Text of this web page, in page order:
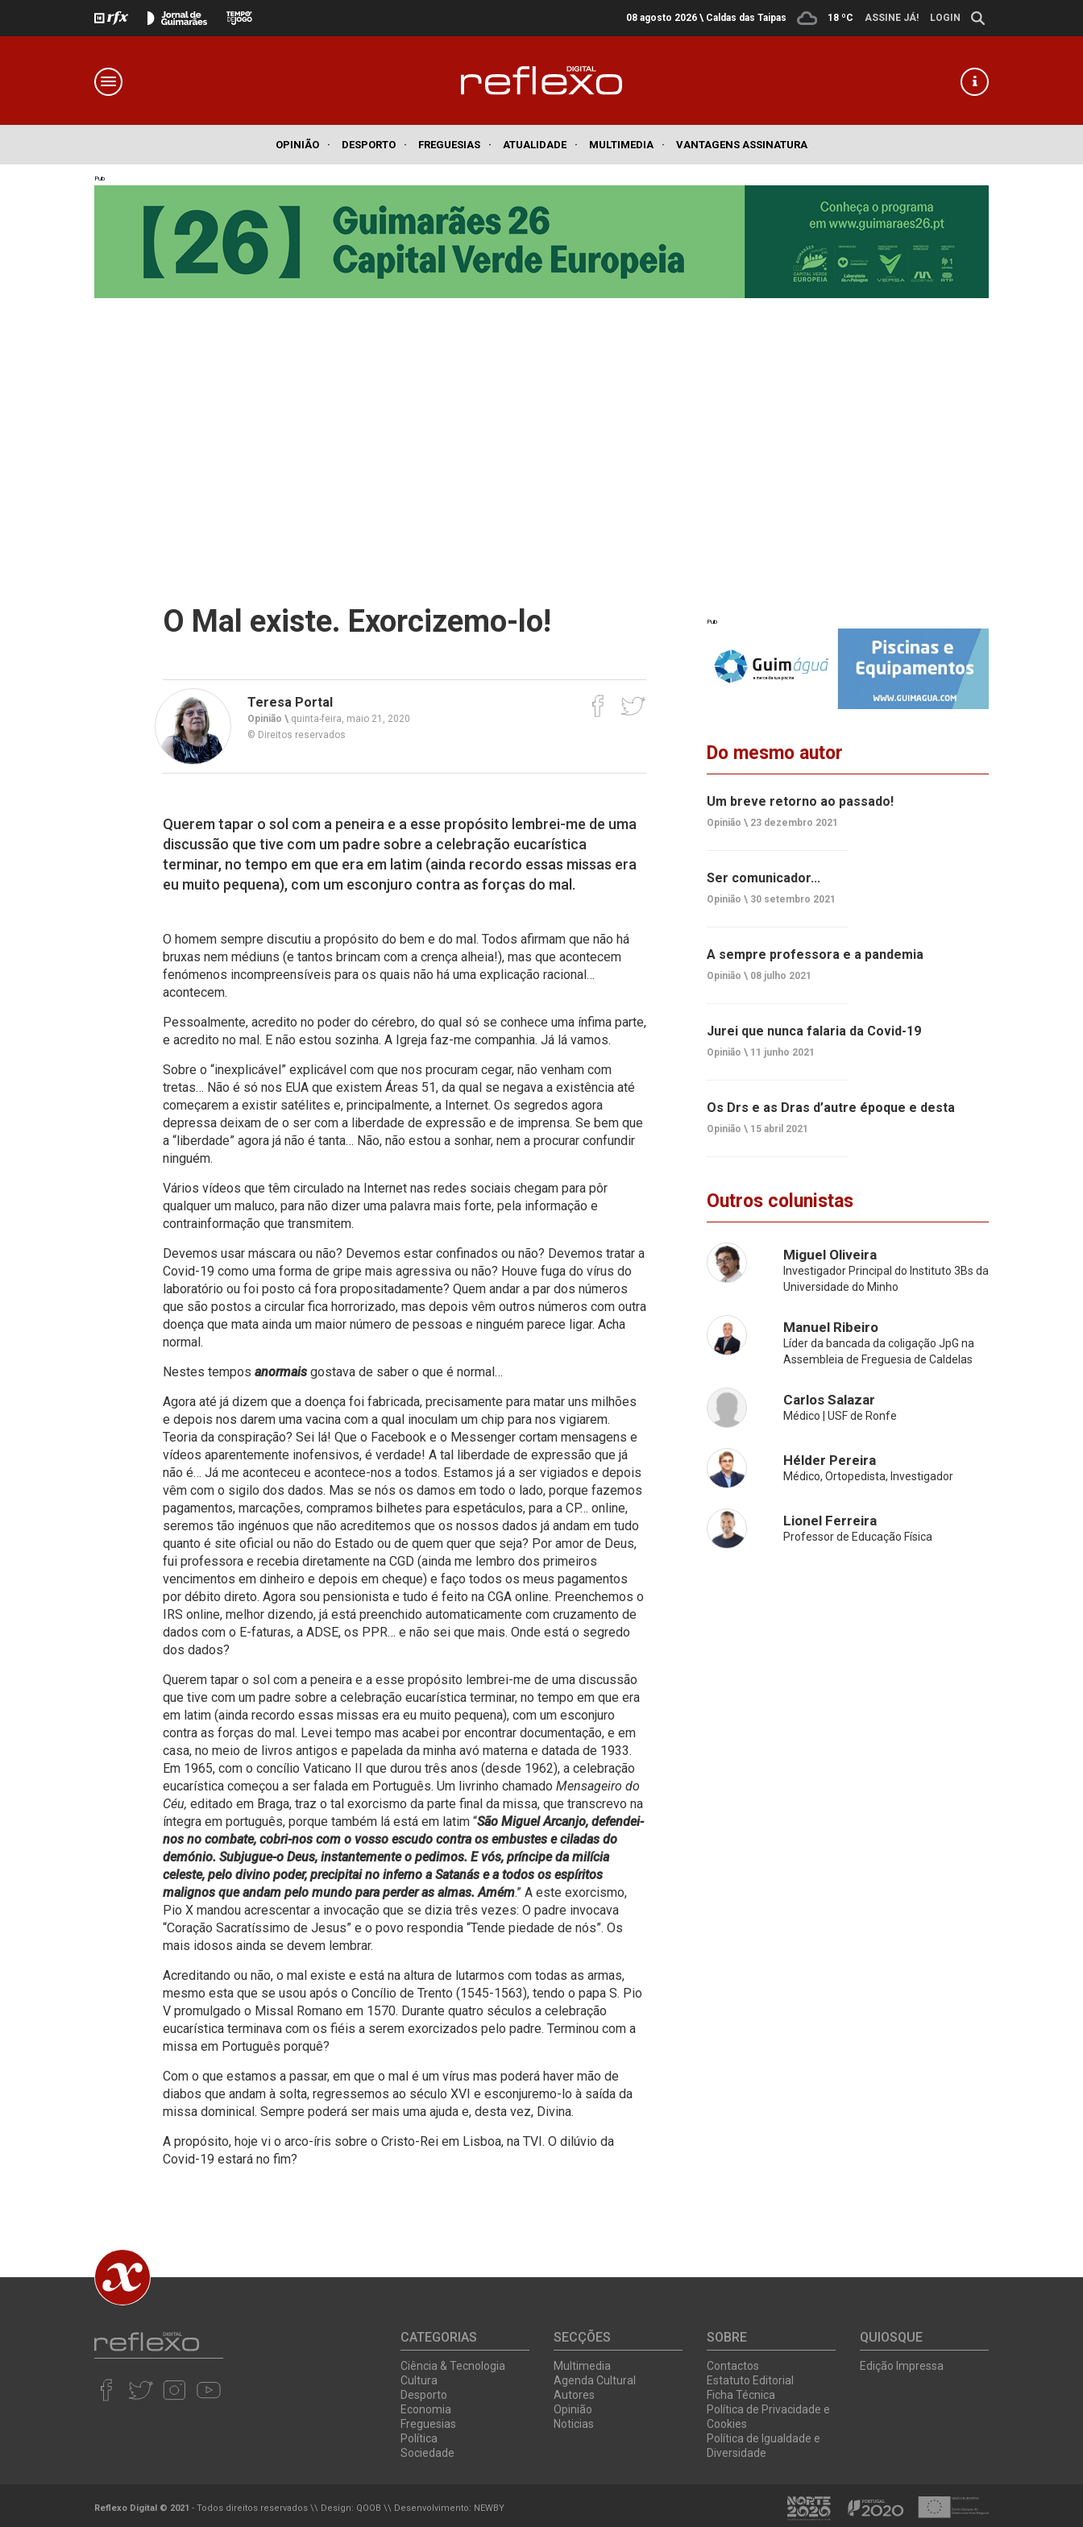
08 agosto 2026 \ Caldas das Taipas 18 ºC ASSINE JÁ! LOGIN
OPINIÃO · DESPORTO · FREGUESIAS · ATUALIDADE · MULTIMEDIA · VANTAGENS ASSINATURA
Pub
O Mal existe. Exorcizemo-lo!
Teresa Portal
Opinião \ quinta-feira, maio 21, 2020
© Direitos reservados
Querem tapar o sol com a peneira e a esse propósito lembrei-me de uma
discussão que tive com um padre sobre a celebração eucarística
terminar, no tempo em que era em latim (ainda recordo essas missas era
eu muito pequena), com um esconjuro contra as forças do mal.
O homem sempre discutiu a propósito do bem e do mal. Todos afirmam que não há
bruxas nem médiuns (e tantos brincam com a crença alheia!), mas que acontecem
fenómenos incompreensíveis para os quais não há uma explicação racional…
acontecem.
Pessoalmente, acredito no poder do cérebro, do qual só se conhece uma ínfima parte,
e acredito no mal. E não estou sozinha. A Igreja faz-me companhia. Já lá vamos.
Sobre o “inexplicável” explicável com que nos procuram cegar, não venham com
tretas… Não é só nos EUA que existem Áreas 51, da qual se negava a existência até
começarem a existir satélites e, principalmente, a Internet. Os segredos agora
depressa deixam de o ser com a liberdade de expressão e de imprensa. Se bem que
a “liberdade” agora já não é tanta… Não, não estou a sonhar, nem a procurar confundir
ninguém.
Vários vídeos que têm circulado na Internet nas redes sociais chegam para pôr
qualquer um maluco, para não dizer uma palavra mais forte, pela informação e
contrainformação que transmitem.
Devemos usar máscara ou não? Devemos estar confinados ou não? Devemos tratar a
Covid-19 como uma forma de gripe mais agressiva ou não? Houve fuga do vírus do
laboratório ou foi posto cá fora propositadamente? Quem andar a par dos números
que são postos a circular fica horrorizado, mas depois vêm outros números com outra
doença que mata ainda um maior número de pessoas e ninguém parece ligar. Acha
normal.
Nestes tempos anormais gostava de saber o que é normal…
Agora até já dizem que a doença foi fabricada, precisamente para matar uns milhões
e depois nos darem uma vacina com a qual inoculam um chip para nos vigiarem.
Teoria da conspiração? Sei lá! Que o Facebook e o Messenger cortam mensagens e
vídeos aparentemente inofensivos, é verdade! A tal liberdade de expressão que já
não é… Já me aconteceu e acontece-nos a todos. Estamos já a ser vigiados e depois
vêm com o sigilo dos dados. Mas se nós os damos em todo o lado, porque fazemos
pagamentos, marcações, compramos bilhetes para espetáculos, para a CP… online,
seremos tão ingénuos que não acreditemos que os nossos dados já andam em tudo
quanto é site oficial ou não do Estado ou de quem quer que seja? Por amor de Deus,
fui professora e recebia diretamente na CGD (ainda me lembro dos primeiros
vencimentos em dinheiro e depois em cheque) e faço todos os meus pagamentos
por débito direto. Agora sou pensionista e tudo é feito na CGA online. Preenchemos o
IRS online, melhor dizendo, já está preenchido automaticamente com cruzamento de
dados com o E-faturas, a ADSE, os PPR… e não sei que mais. Onde está o segredo
dos dados?
Querem tapar o sol com a peneira e a esse propósito lembrei-me de uma discussão
que tive com um padre sobre a celebração eucarística terminar, no tempo em que era
em latim (ainda recordo essas missas era eu muito pequena), com um esconjuro
contra as forças do mal. Levei tempo mas acabei por encontrar documentação, e em
casa, no meio de livros antigos e papelada da minha avó materna e datada de 1933.
Em 1965, com o concílio Vaticano II que durou três anos (desde 1962), a celebração
eucarística começou a ser falada em Português. Um livrinho chamado Mensageiro do
Céu, editado em Braga, traz o tal exorcismo da parte final da missa, que transcrevo na
íntegra em português, porque também lá está em latim “São Miguel Arcanjo, defendei-
nos no combate, cobri-nos com o vosso escudo contra os embustes e ciladas do
demónio. Subjugue-o Deus, instantemente o pedimos. E vós, príncipe da milícia
celeste, pelo divino poder, precipitai no inferno a Satanás e a todos os espíritos
malignos que andam pelo mundo para perder as almas. Amém.” A este exorcismo,
Pio X mandou acrescentar a invocação que se dizia três vezes: O padre invocava
“Coração Sacratíssimo de Jesus” e o povo respondia “Tende piedade de nós”. Os
mais idosos ainda se devem lembrar.
Acreditando ou não, o mal existe e está na altura de lutarmos com todas as armas,
mesmo esta que se usou após o Concílio de Trento (1545-1563), tendo o papa S. Pio
V promulgado o Missal Romano em 1570. Durante quatro séculos a celebração
eucarística terminava com os fiéis a serem exorcizados pelo padre. Terminou com a
missa em Português porquê?
Com o que estamos a passar, em que o mal é um vírus mas poderá haver mão de
diabos que andam à solta, regressemos ao século XVI e esconjuremo-lo à saída da
missa dominical. Sempre poderá ser mais uma ajuda e, desta vez, Divina.
A propósito, hoje vi o arco-íris sobre o Cristo-Rei em Lisboa, na TVI. O dilúvio da
Covid-19 estará no fim?
Pub
Do mesmo autor
Um breve retorno ao passado!
Opinião \ 23 dezembro 2021
Ser comunicador...
Opinião \ 30 setembro 2021
A sempre professora e a pandemia
Opinião \ 08 julho 2021
Jurei que nunca falaria da Covid-19
Opinião \ 11 junho 2021
Os Drs e as Dras d’autre époque e desta
Opinião \ 15 abril 2021
Outros colunistas
Miguel Oliveira
Investigador Principal do Instituto 3Bs da
Universidade do Minho
Manuel Ribeiro
Líder da bancada da coligação JpG na
Assembleia de Freguesia de Caldelas
Carlos Salazar
Médico | USF de Ronfe
Hélder Pereira
Médico, Ortopedista, Investigador
Lionel Ferreira
Professor de Educação Física
CATEGORIAS
Ciência & Tecnologia
Cultura
Desporto
Economia
Freguesias
Política
Sociedade
SECÇÕES
Multimedia
Agenda Cultural
Autores
Opinião
Noticias
SOBRE
Contactos
Estatuto Editorial
Ficha Técnica
Política de Privacidade e
Cookies
Política de Igualdade e
Diversidade
QUIOSQUE
Edição Impressa
Reflexo Digital © 2021 - Todos direitos reservados \\ Design: QOOB \\ Desenvolvimento: NEWBY